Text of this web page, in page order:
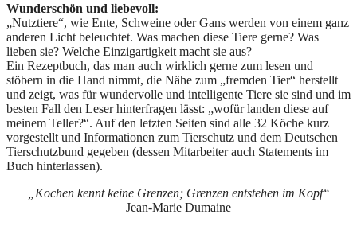
Wunderschön und liebevoll:
„Nutztiere“, wie Ente, Schweine oder Gans werden von einem ganz
anderen Licht beleuchtet. Was machen diese Tiere gerne? Was
lieben sie? Welche Einzigartigkeit macht sie aus?
Ein Rezeptbuch, das man auch wirklich gerne zum lesen und
stöbern in die Hand nimmt, die Nähe zum „fremden Tier“ herstellt
und zeigt, was für wundervolle und intelligente Tiere sie sind und im
besten Fall den Leser hinterfragen lässt: „wofür landen diese auf
meinem Teller?“. Auf den letzten Seiten sind alle 32 Köche kurz
vorgestellt und Informationen zum Tierschutz und dem Deutschen
Tierschutzbund gegeben (dessen Mitarbeiter auch Statements im
Buch hinterlassen).
„Kochen kennt keine Grenzen; Grenzen entstehen im Kopf“
Jean-Marie Dumaine